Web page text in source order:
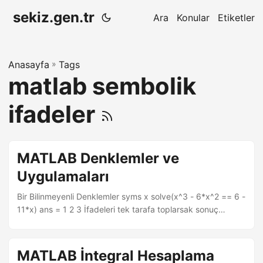
sekiz.gen.tr Ara Konular Etiketler
Anasayfa » Tags
matlab sembolik
ifadeler
MATLAB Denklemler ve
Uygulamaları
Bir Bilinmeyenli Denklemler syms x solve(x^3 - 6*x^2 == 6 -
11*x) ans = 1 2 3 İfadeleri tek tarafa toplarsak sonuç
bulma syms x y solve(6*x^2 - 6*x^2*y + x*y^2 - x*y + y^3
- y^2 == 0, y) ans = 1 2x -3x Not solve fonksiyonunda
MATLAB İntegral Hesaplama